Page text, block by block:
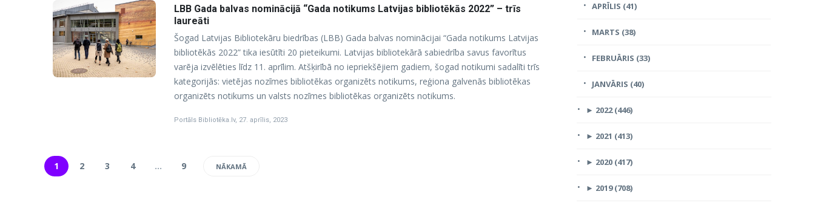
LBB Gada balvas nominācijā “Gada notikums Latvijas bibliotēkās 2022” – trīs
laureāti
Šogad Latvijas Bibliotekāru biedrības (LBB) Gada balvas nominācijai “Gada notikums Latvijas
bibliotēkās 2022” tika iesūtīti 20 pieteikumi. Latvijas bibliotekārā sabiedrība savus favorītus
varēja izvēlēties līdz 11. aprīlim. Atšķirībā no iepriekšējiem gadiem, šogad notikumi sadalīti trīs
kategorijās: vietējas nozīmes bibliotēkas organizēts notikums, reģiona galvenās bibliotēkas
organizēts notikums un valsts nozīmes bibliotēkas organizēts notikums.
Portāls Bibliotēka.lv, 27. aprīlis, 2023
1 2 3 4 … 9 NĀKAMĀ
APRĪLIS (41)
MARTS (38)
FEBRUĀRIS (33)
JANVĀRIS (40)
► 2022 (446)
► 2021 (413)
► 2020 (417)
► 2019 (708)